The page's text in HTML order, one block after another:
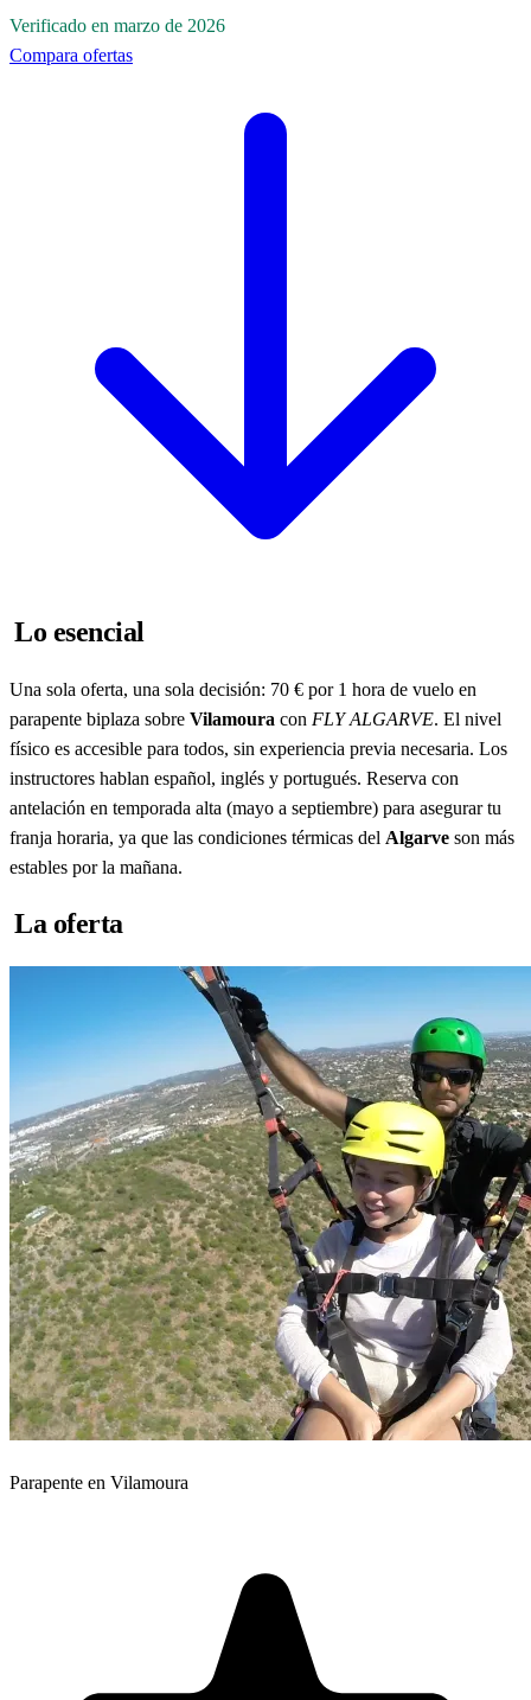
Verificado en marzo de 2026
Compara ofertas
Lo esencial
Una sola oferta, una sola decisión: 70 € por 1 hora de vuelo en
parapente biplaza sobre Vilamoura con FLY ALGARVE. El nivel
físico es accesible para todos, sin experiencia previa necesaria. Los
instructores hablan español, inglés y portugués. Reserva con
antelación en temporada alta (mayo a septiembre) para asegurar tu
franja horaria, ya que las condiciones térmicas del Algarve son más
estables por la mañana.
La oferta
Parapente en Vilamoura